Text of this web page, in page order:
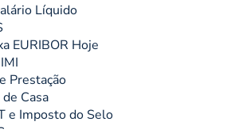
Líquido
EURIBOR Hoje
Prestação
Casa
e Imposto do Selo